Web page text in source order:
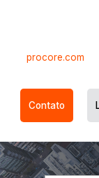
procore.com
Contato